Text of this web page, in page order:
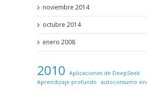
noviembre 2014
octubre 2014
enero 2008
2010
Aplicaciones de DeepSeek
Aprendizaje profundo
autoconsumo